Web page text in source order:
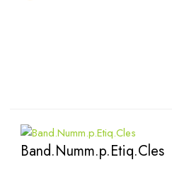
Band.Numm.p.Etiq.Cles